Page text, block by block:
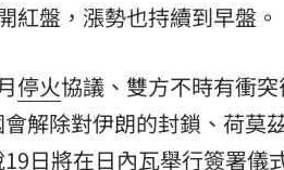
紅盤，漲勢也持續到早盤。
停火協議、雙方不時有衝
解除對伊朗的封鎖、荷莫
日將在日內瓦舉行簽署